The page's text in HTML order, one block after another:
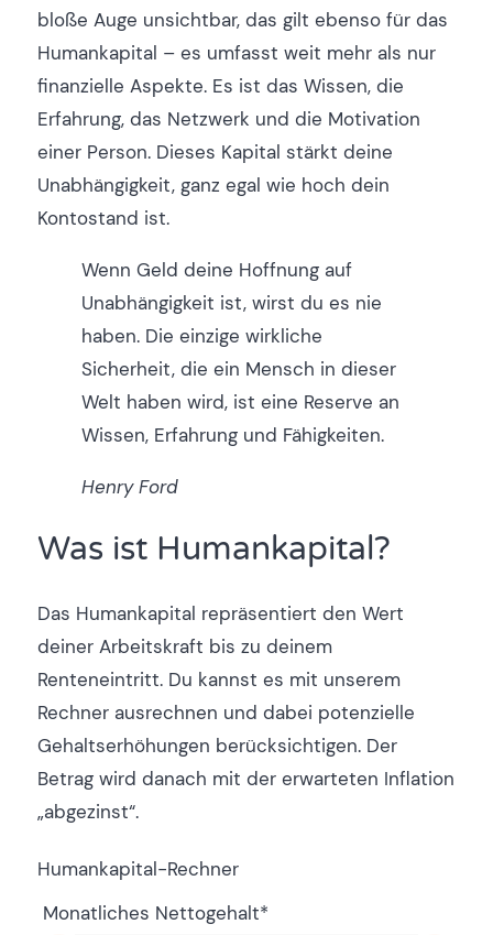
bloße Auge unsichtbar, das gilt ebenso für das
Humankapital – es umfasst weit mehr als nur
finanzielle Aspekte. Es ist das Wissen, die
Erfahrung, das Netzwerk und die Motivation
einer Person. Dieses Kapital stärkt deine
Unabhängigkeit, ganz egal wie hoch dein
Kontostand ist.
Wenn Geld deine Hoffnung auf
Unabhängigkeit ist, wirst du es nie
haben. Die einzige wirkliche
Sicherheit, die ein Mensch in dieser
Welt haben wird, ist eine Reserve an
Wissen, Erfahrung und Fähigkeiten.
Henry Ford
Was ist Humankapital?
Das Humankapital repräsentiert den Wert
deiner Arbeitskraft bis zu deinem
Renteneintritt. Du kannst es mit unserem
Rechner ausrechnen und dabei potenzielle
Gehaltserhöhungen berücksichtigen. Der
Betrag wird danach mit der erwarteten Inflation
„abgezinst“.
Humankapital-Rechner
Monatliches Nettogehalt*